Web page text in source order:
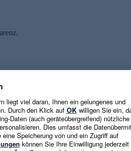
E-Mail-Adresse eingeben
Es gelten die Datenschutzrichtlinienund die